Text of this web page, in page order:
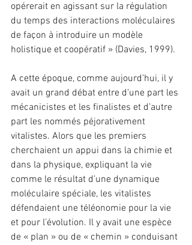
opérerait en agissant sur la régulation
du temps des interactions moléculaires
de façon à introduire un modèle
holistique et coopératif » (Davies, 1999).
A cette époque, comme aujourd’hui, il y
avait un grand débat entre d’une part les
mécanicistes et les finalistes et d’autre
part les nommés péjorativement
vitalistes. Alors que les premiers
cherchaient un appui dans la chimie et
dans la physique, expliquant la vie
comme le résultat d’une dynamique
moléculaire spéciale, les vitalistes
défendaient une téléonomie pour la vie
et pour l’évolution. Il y avait une espèce
de « plan » ou de « chemin » conduisant